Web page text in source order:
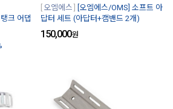
크 어댑
오엠에스
[오엠에스/OMS] 소프트 아
답터 세트 (아답터+캠밴드 2개)
150,000원